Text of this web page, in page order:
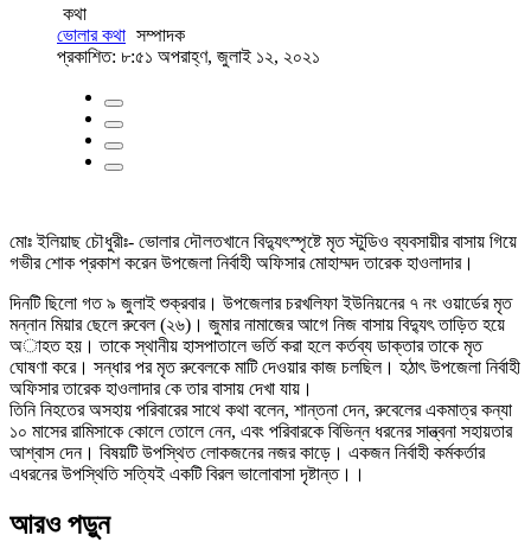
ভোলার কথা সম্পাদক
প্রকাশিত: ৮:৫১ অপরাহ্ণ, জুলাই ১২, ২০২১
মোঃ ইলিয়াছ চৌধুরীঃ- ভোলার দৌলতখানে বিদ্যুৎস্পৃষ্টে মৃত স্টুডিও ব্যবসায়ীর বাসায় গিয়ে
গভীর শোক প্রকাশ করেন উপজেলা নির্বাহী অফিসার মোহাম্মদ তারেক হাওলাদার।
দিনটি ছিলো গত ৯ জুলাই শুক্রবার। উপজেলার চরখলিফা ইউনিয়নের ৭ নং ওয়ার্ডের মৃত
মন্নান মিয়ার ছেলে রুবেল (২৬)। জুমার নামাজের আগে নিজ বাসায় বিদ্যুৎ তাড়িত হয়ে
অাহত হয়। তাকে স্থানীয় হাসপাতালে ভর্তি করা হলে কর্তব্য ডাক্তার তাকে মৃত
ঘোষণা করে। সন্ধার পর মৃত রুবেলকে মাটি দেওয়ার কাজ চলছিল। হঠাৎ উপজেলা নির্বাহী
অফিসার তারেক হাওলাদার কে তার বাসায় দেখা যায়।
তিনি নিহতের অসহায় পরিবারের সাথে কথা বলেন, শান্তনা দেন, রুবেলের একমাত্র কন্যা
১০ মাসের রামিসাকে কোলে তোলে নেন, এবং পরিবারকে বিভিন্ন ধরনের সান্ত্বনা সহায়তার
আশ্বাস দেন। বিষয়টি উপস্থিত লোকজনের নজর কাড়ে। একজন নির্বাহী কর্মকর্তার
এধরনের উপস্থিতি সত্যিই একটি বিরল ভালোবাসা দৃষ্টান্ত।।
আরও পড়ুন